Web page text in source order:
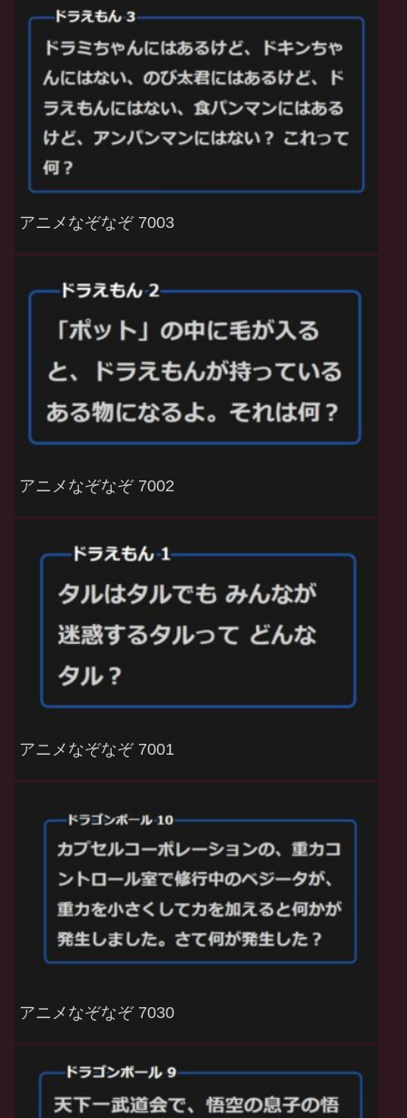
アニメなぞなぞ 7003
アニメなぞなぞ 7002
アニメなぞなぞ 7001
アニメなぞなぞ 7030